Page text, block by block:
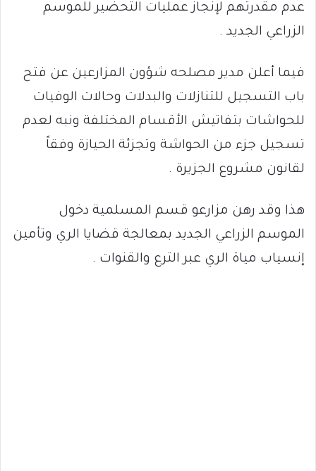
عدم مقدرتهم لإنجاز عمليات التحضير للموسم
الزراعي الجديد .
فيما أعلن مدير مصلحه شؤون المزارعين عن فتح
باب التسجيل للتنازلات والبدلات وحالات الوفيات
للحواشات بتفاتيش الأقسام المختلفة ونبه لعدم
تسجيل جزء من الحواشة وتجزئة الحيازة وفقاً
لقانون مشروع الجزيرة .
هذا وقد رهن مزارعو قسم المسلمية دخول
الموسم الزراعي الجديد بمعالجة قضايا الري وتأمين
إنسياب مياة الري عبر الترع والقنوات .